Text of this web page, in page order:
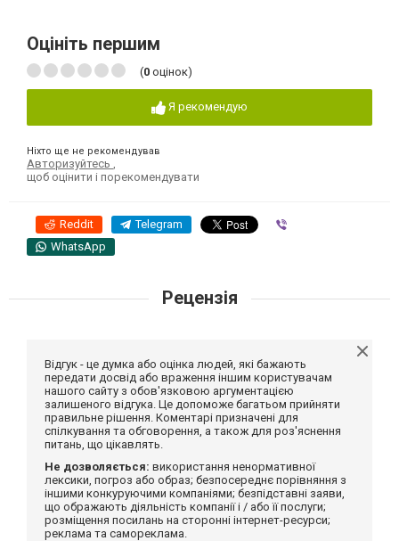
Оцініть першим
(0 оцінок)
Я рекомендую
Ніхто ще не рекомендував
Авторизуйтесь
щоб оцінити і порекомендувати
Reddit Telegram
WhatsApp
Рецензія
Відгук - це думка або оцінка людей, які бажають
передати досвід або враження іншим користувачам
нашого сайту з обов'язковою аргументацією
залишеного відгука. Це допоможе багатьом прийняти
правильне рішення. Коментарі призначені для
спілкування та обговорення, а також для роз'яснення
питань, що цікавлять.
Не дозволяється: використання ненормативної
лексики, погроз або образ; безпосереднє порівняння з
іншими конкуруючими компаніями; безпідставні заяви,
що ображають діяльність компанії і / або її послуги;
розміщення посилань на сторонні інтернет-ресурси;
реклама та самореклама.